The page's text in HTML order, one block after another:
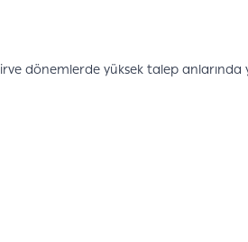
dönemlerde yüksek talep anlarında